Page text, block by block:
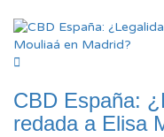
CBD España:
redada a Elisa